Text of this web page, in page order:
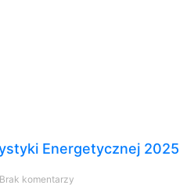
Energetycznej 2025
Brak komentarzy